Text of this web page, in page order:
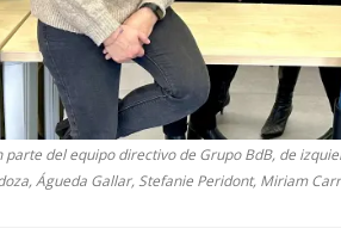
del equipo directivo de Grupo BdB, de
Águeda Gallar, Stefanie Peridont, Miriam